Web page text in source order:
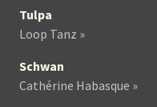
Tulpa
Loop Tanz »
Schwan
Cathérine Habasque »